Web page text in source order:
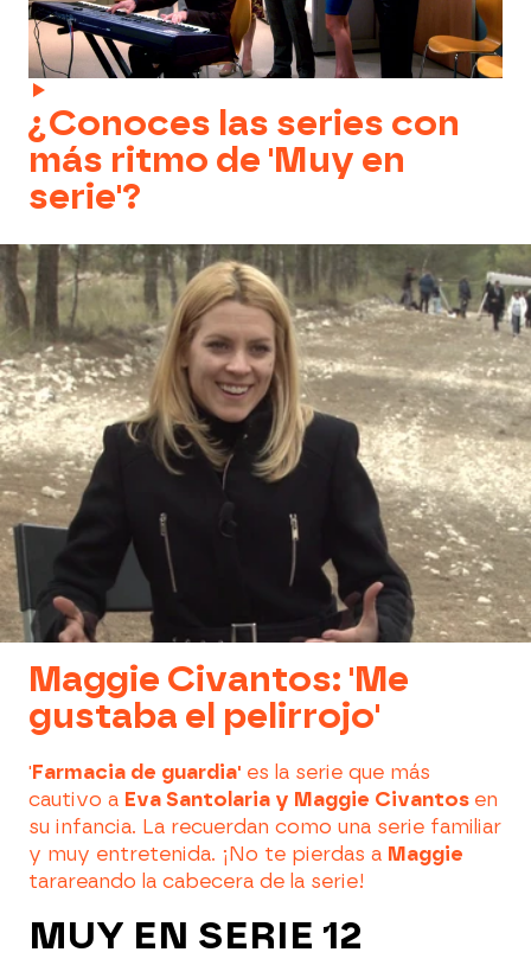
¿Conoces las series con
más ritmo de 'Muy en
serie'?
Maggie Civantos: 'Me
gustaba el pelirrojo'
'Farmacia de guardia' es la serie que más
cautivo a Eva Santolaria y Maggie Civantos en
su infancia. La recuerdan como una serie familiar
y muy entretenida. ¡No te pierdas a Maggie
tarareando la cabecera de la serie!
MUY EN SERIE 12